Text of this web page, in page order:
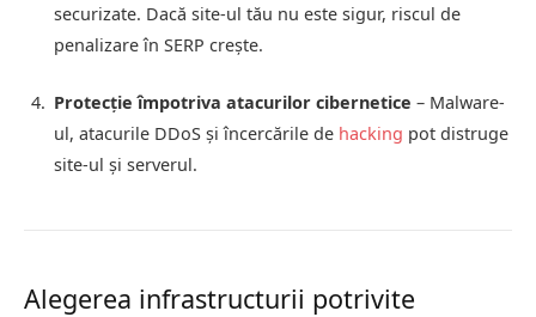
securizate. Dacă site-ul tău nu este sigur, riscul de
penalizare în SERP crește.
Protecție împotriva atacurilor cibernetice – Malware-
ul, atacurile DDoS și încercările de hacking pot distruge
site-ul și serverul.
Alegerea infrastructurii potrivite